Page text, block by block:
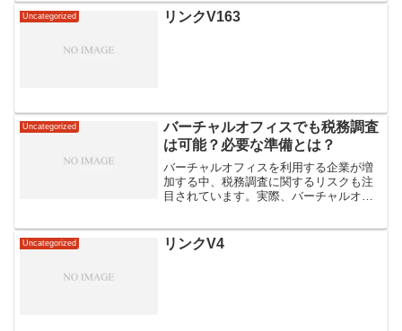
Uncategorized リンクV163
Uncategorized
バーチャルオフィスでも税務調査
は可能？必要な準備とは？
バーチャルオフィスを利用する企業が増
加する中、税務調査に関するリスクも注
目されています。実際、バーチャルオフ
も、税務当局はオフィスの実態や取引内
容を厳密に調査し、違反があ...
Uncategorized リンクV4